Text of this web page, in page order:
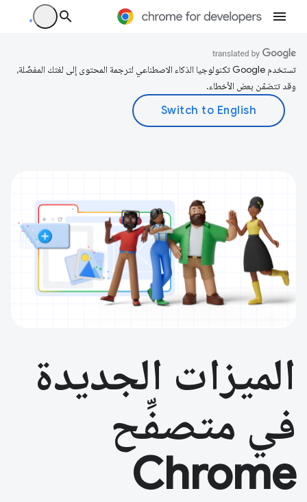
تستخدم Google تكنولوجيا الذكاء الاصطناعي لترجمة المحتوى إلى لغتك المفضّلة،
وقد تتضمّن بعض الأخطاء.
الميزات الجديدة
في متصفِّح
Chrome